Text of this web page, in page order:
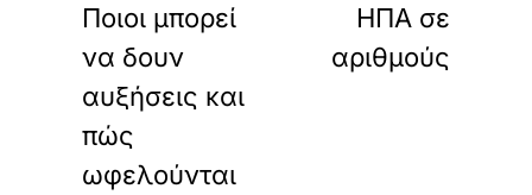
Ποιοι μπορεί
να δουν
αυξήσεις και
πώς
ωφελούνται
ΗΠΑ σε
αριθμούς